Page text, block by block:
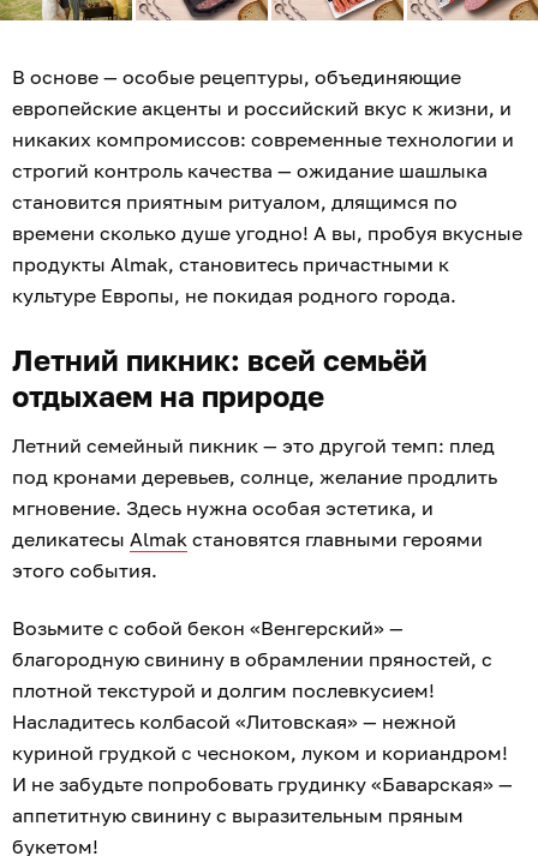
В основе — особые рецептуры, объединяющие
европейские акценты и российский вкус к жизни, и
никаких компромиссов: современные технологии и
строгий контроль качества — ожидание шашлыка
становится приятным ритуалом, длящимся по
времени сколько душе угодно! А вы, пробуя вкусные
продукты Almak, становитесь причастными к
культуре Европы, не покидая родного города.
Летний пикник: всей семьёй
отдыхаем на природе
Летний семейный пикник — это другой темп: плед
под кронами деревьев, солнце, желание продлить
мгновение. Здесь нужна особая эстетика, и
деликатесы Almak становятся главными героями
этого события.
Возьмите с собой бекон «Венгерский» —
благородную свинину в обрамлении пряностей, с
плотной текстурой и долгим послевкусием!
Насладитесь колбасой «Литовская» — нежной
куриной грудкой с чесноком, луком и кориандром!
И не забудьте попробовать грудинку «Баварская» —
аппетитную свинину с выразительным пряным
букетом!